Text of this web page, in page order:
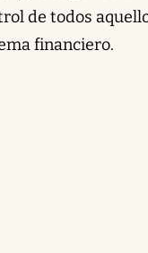
de todos
financiero.